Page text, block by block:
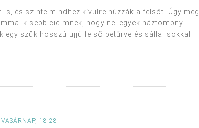
is, és szinte mindhez kívülre húzzák a felsőt. Úgy meg
kisebb cicimnek, hogy ne legyek háztömbnyi
egy szűk hosszú ujjú felső betűrve és sállal sokkal
18:28